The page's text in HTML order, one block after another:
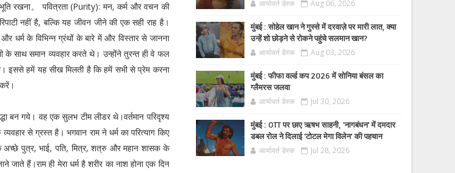
रखना。 पवित्रता (Purity): मन, कर्म और वचन की
नहीं है, बल्कि यह जीवन जीने की एक सही राह है।
धर्म के विभिन्न ग्रंथों के बारे में और विस्तार से जानना
के साथ समान व्यवहार करते थे। उन्होंने तुरन्त ही वे फल
इससे हमें यह सीख मिलती है कि हमें सभी से प्रेम करना
बन गये। वह एक सुलभ टीम लीडर थे।वर्तमान परिदृश्य
से ग्रस्त है। भगवान राम ने धर्म का परित्याग किए
अच्छे पुत्र, भाई, पति, मित्र, शत्रु और महान शासक के
हैं।राम ही मेरा धर्म है शरीर का नाश होना एक दिन
आर्यावर्त डेस्क Aug 06, 2026
मुंबई : सोहेल खान ने गुस्से में दरवाज़े पर मारी लात, क्या
उन्हें शो छोड़ने से रोकने पहुंचे सलमान खान?
आर्यावर्त डेस्क Aug 03, 2026
मुंबई : फीफा वर्ल्ड कप 2026 में सोनिया बंसल का
ग्लैमरस जलवा
आर्यावर्त डेस्क Jul 30, 2026
मुंबई : OTT पर छाए ऋषभ साहनी, 'नागबंधन' में दमदार
डबल रोल ने दिलाई 'टोटल मेगा विलेन' की पहचान
आर्यावर्त डेस्क Jul 28, 2026